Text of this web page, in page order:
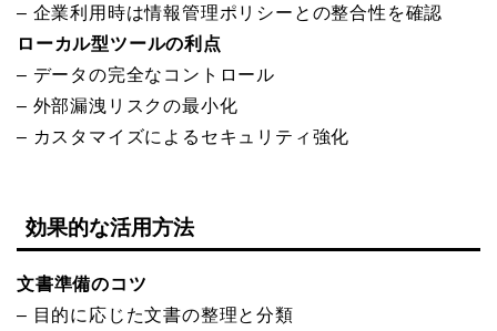
– 企業利用時は情報管理ポリシーとの整合性を確認
ローカル型ツールの利点
– データの完全なコントロール
– 外部漏洩リスクの最小化
– カスタマイズによるセキュリティ強化
効果的な活用方法
文書準備のコツ
– 目的に応じた文書の整理と分類